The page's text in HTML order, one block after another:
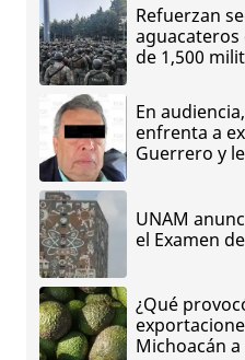
Refuerzan
aguacateros
de 1,500
En
enfrenta a
Guerrero y
UNAM
el Examen
¿Qué
Michoacán a